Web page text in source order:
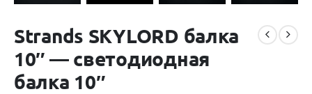
Strands SKYLORD балка
10″ — светодиодная
балка 10″